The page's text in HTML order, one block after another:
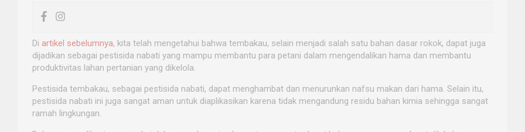
Di artikel sebelumnya, kita telah mengetahui bahwa tembakau, selain menjadi salah satu bahan dasar rokok, dapat juga
dijadikan sebagai pestisida nabati yang mampu membantu para petani dalam mengendalikan hama dan membantu
produktivitas lahan pertanian yang dikelola.
Pestisida tembakau, sebagai pestisida nabati, dapat menghambat dan menurunkan nafsu makan dari hama. Selain itu,
pestisida nabati ini juga sangat aman untuk diaplikasikan karena tidak mengandung residu bahan kimia sehingga sangat
ramah lingkungan.